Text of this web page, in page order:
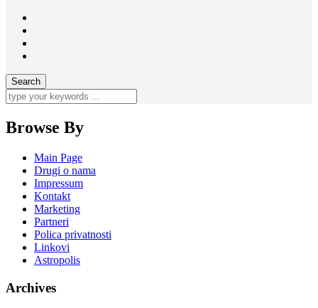
Browse By
Main Page
Drugi o nama
Impressum
Kontakt
Marketing
Partneri
Polica privatnosti
Linkovi
Astropolis
Archives